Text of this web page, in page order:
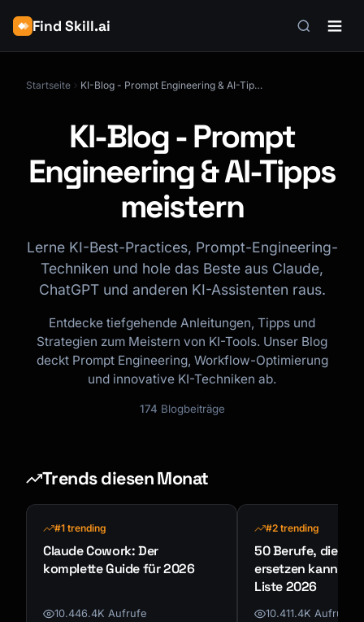
Find Skill.ai
Startseite KI-Blog - Prompt Engineering & AI-Tipps meistern
KI-Blog - Prompt
Engineering & AI-Tipps
meistern
Lerne KI-Best-Practices, Prompt-Engineering-
Techniken und hole das Beste aus Claude,
ChatGPT und anderen KI-Assistenten raus.
Entdecke tiefgehende Anleitungen, Tipps und
Strategien zum Meistern von KI-Tools. Unser Blog
deckt Prompt Engineering, Workflow-Optimierung
und innovative KI-Techniken ab.
174 Blogbeiträge
Trends diesen Monat
#1 trending
Claude Cowork: Der
komplette Guide für 2026
10.446.4K Aufrufe
#2 trending
50 Berufe, die KI
ersetzen kann -
Liste 2026
10.411.4K Aufrufe